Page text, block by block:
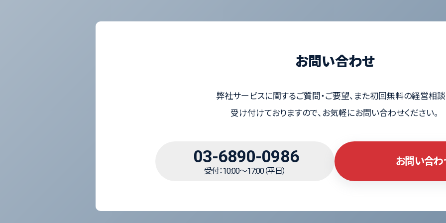
お問い合わせ
弊社サービスに関するご質問・ご要望、また初回無料の経営相
受け付けておりますので、お気軽にお問い合わせください。
03-6890-0986
受付：10:00～17:00（平日）
お問い合わ